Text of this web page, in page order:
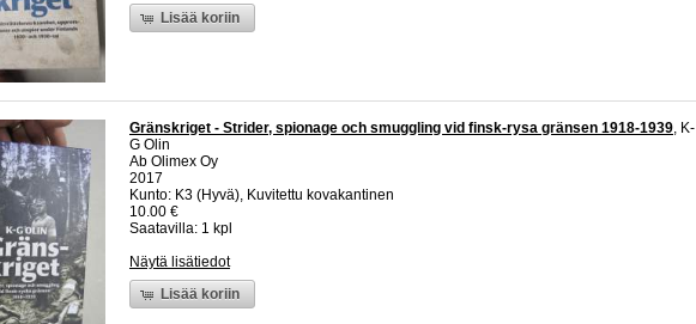
Lisää koriin
Gränskriget - Strider, spionage och smuggling vid finsk-rysa gränsen 1918-1939, K-
G Olin
Ab Olimex Oy
2017
Kunto: K3 (Hyvä), Kuvitettu kovakantinen
10.00 €
Saatavilla: 1 kpl
Näytä lisätiedot
Lisää koriin